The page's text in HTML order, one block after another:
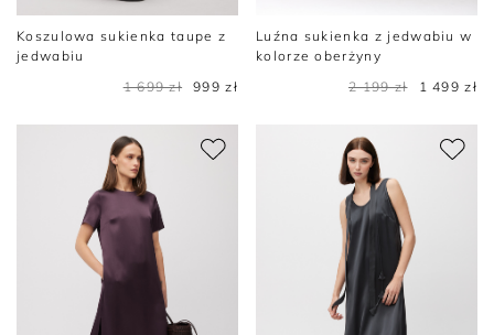
Koszulowa sukienka taupe z
jedwabiu
1 699 zł
999 zł
Luźna sukienka z jedwabiu w
kolorze oberżyny
2 199 zł
1 499 zł